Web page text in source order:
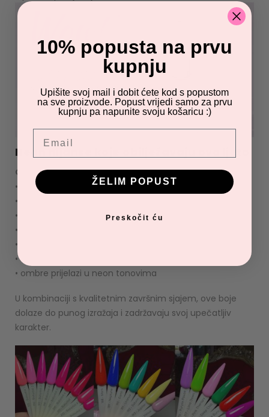
Neon nijanse koje obilježavaju ovo ljeto
Ove godine posebno su popularne:
• neon pink
• neon orange
• neon yellow
• neon green
• neon coral
• vibrantne kombinacije • više neon nijansi
• ombre prijelazi u neon tonovima
U kombinaciji s kvalitetnim završnim sjajem, ove boje
dolaze do punog izražaja i zadržavaju svoj upečatljiv
karakter.
10% popusta na prvu
kupnju
Upišite svoj mail i dobit ćete kod s popustom
na sve proizvode. Popust vrijedi samo za prvu
kupnju pa napunite svoju košaricu :)
ŽELIM POPUST
Preskočit ću